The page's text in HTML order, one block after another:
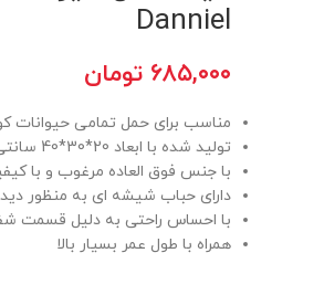
Danniel
۶۸۵,۰۰۰ تومان
مناسب برای حمل تمامی حیوانات
تولید شده با ابعاد 20*30*40 سانتی متر
با جنس فوق العاده مرغوب و با
دارای حباب شیشه ای به منظور
با احساس راحتی به دلیل قسمت
همراه با طول عمر بسیار بالا